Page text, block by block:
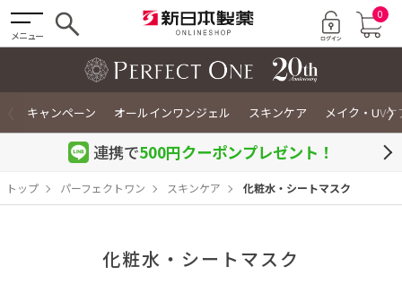
メニュー
0
キャンペーン オールインワンジェル スキンケア メイク・UVケ
〉
連携で500円クーポンプレゼント！
トップ パーフェクトワン スキンケア 化粧水・シートマスク
化粧水・シートマスク